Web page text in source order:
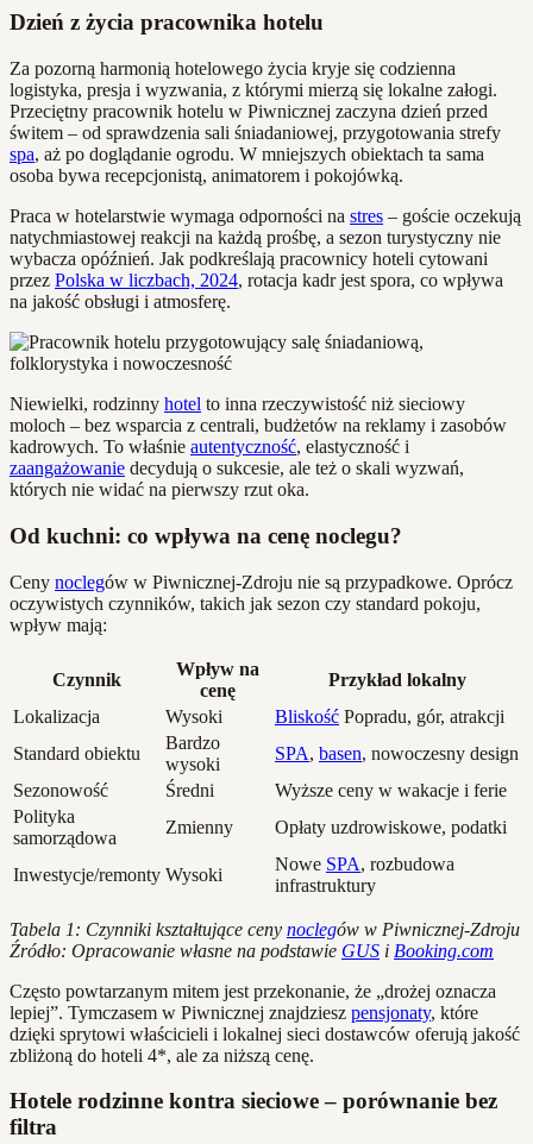
Dzień z życia pracownika hotelu
Za pozorną harmonią hotelowego życia kryje się codzienna
logistyka, presja i wyzwania, z którymi mierzą się lokalne załogi.
Przeciętny pracownik hotelu w Piwnicznej zaczyna dzień przed
świtem – od sprawdzenia sali śniadaniowej, przygotowania strefy
spa, aż po doglądanie ogrodu. W mniejszych obiektach ta sama
osoba bywa recepcjonistą, animatorem i pokojówką.
Praca w hotelarstwie wymaga odporności na stres – goście oczekują
natychmiastowej reakcji na każdą prośbę, a sezon turystyczny nie
wybacza opóźnień. Jak podkreślają pracownicy hoteli cytowani
przez Polska w liczbach, 2024, rotacja kadr jest spora, co wpływa
na jakość obsługi i atmosferę.
Niewielki, rodzinny hotel to inna rzeczywistość niż sieciowy
moloch – bez wsparcia z centrali, budżetów na reklamy i zasobów
kadrowych. To właśnie autentyczność, elastyczność i
zaangażowanie decydują o sukcesie, ale też o skali wyzwań,
których nie widać na pierwszy rzut oka.
Od kuchni: co wpływa na cenę noclegu?
Ceny noclegów w Piwnicznej-Zdroju nie są przypadkowe. Oprócz
oczywistych czynników, takich jak sezon czy standard pokoju,
wpływ mają:
Czynnik
Wpływ na
cenę
Przykład lokalny
Lokalizacja
Wysoki Bliskość Popradu, gór, atrakcji
Standard obiektu
Bardzo
wysoki
SPA, basen, nowoczesny design
Sezonowość
Średni
Wyższe ceny w wakacje i ferie
Polityka
samorządowa
Zmienny Opłaty uzdrowiskowe, podatki
Inwestycje/remonty Wysoki
Nowe SPA, rozbudowa
infrastruktury
Tabela 1: Czynniki kształtujące ceny noclegów w Piwnicznej-Zdroju
Źródło: Opracowanie własne na podstawie GUS i Booking.com
Często powtarzanym mitem jest przekonanie, że „drożej oznacza
lepiej”. Tymczasem w Piwnicznej znajdziesz pensjonaty, które
dzięki sprytowi właścicieli i lokalnej sieci dostawców oferują jakość
zbliżoną do hoteli 4*, ale za niższą cenę.
Hotele rodzinne kontra sieciowe – porównanie bez
filtra